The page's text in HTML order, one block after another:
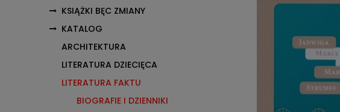
KSIĄŻKI BĘC ZMIANY
KATALOG
ARCHITEKTURA
LITERATURA DZIECIĘCA
LITERATURA FAKTU
BIOGRAFIE I DZIENNIKI